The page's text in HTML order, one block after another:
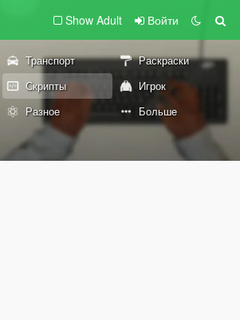
Show Adult Войти
Транспорт
Раскраски
Скрипты
Игрок
Разное Больше